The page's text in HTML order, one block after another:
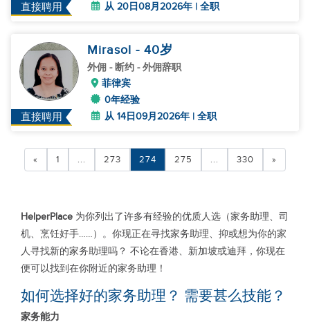
直接聘用
从 20日08月2026年 | 全职
直接聘用
Mirasol - 40岁
外佣 - 断约 - 外佣辞职
菲律宾
0年经验
从 14日09月2026年 | 全职
« 1 ... 273 274 275 ... 330 »
HelperPlace 为你列出了许多有经验的优质人选（家务助理、司
机、烹饪好手……）。你现正在寻找家务助理、抑或想为你的家
人寻找新的家务助理吗？ 不论在香港、新加坡或迪拜，你现在
便可以找到在你附近的家务助理！
如何选择好的家务助理？ 需要甚么技能？
家务能力